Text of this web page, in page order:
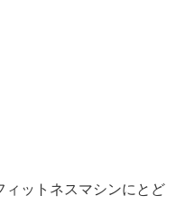
ィットネスマシンにとど